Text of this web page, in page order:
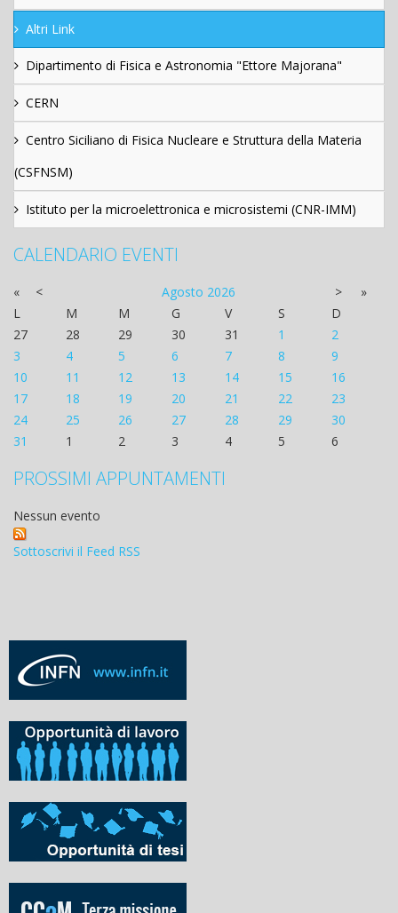
Altri Link
Dipartimento di Fisica e Astronomia "Ettore Majorana"
CERN
Centro Siciliano di Fisica Nucleare e Struttura della Materia
(CSFNSM)
Istituto per la microelettronica e microsistemi (CNR-IMM)
CALENDARIO EVENTI
« < Agosto 2026 >
»
L
M M G V S
D
27
28 29 30 31 1
2
3
4 5 6 7 8
9
10
11 12 13 14 15
16
17
18 19 20 21 22
23
24
25 26 27 28 29
30
31
1 2 3 4 5 6
PROSSIMI APPUNTAMENTI
Nessun evento
Sottoscrivi il Feed RSS